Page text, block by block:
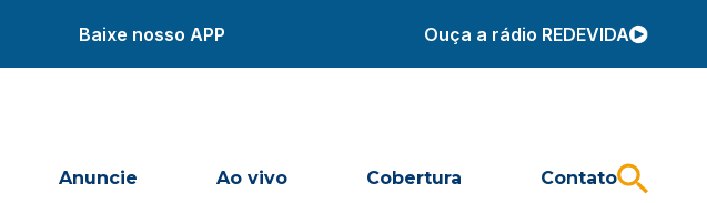
Baixe nosso APP Ouça a rádio REDEVIDA
Anuncie Ao vivo Cobertura Contato